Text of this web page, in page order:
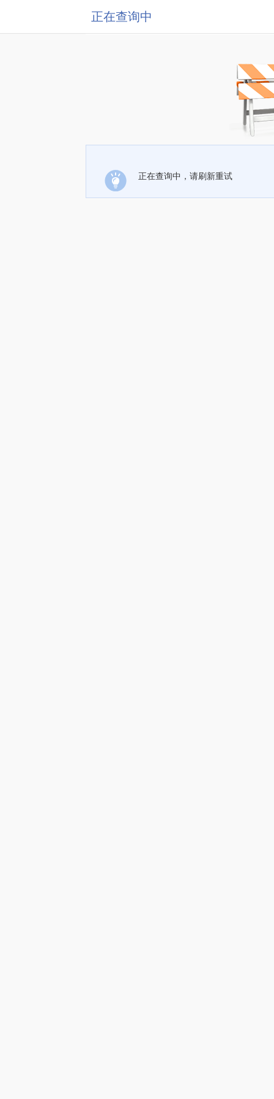
正在查询中
正在查询中，请刷新重试